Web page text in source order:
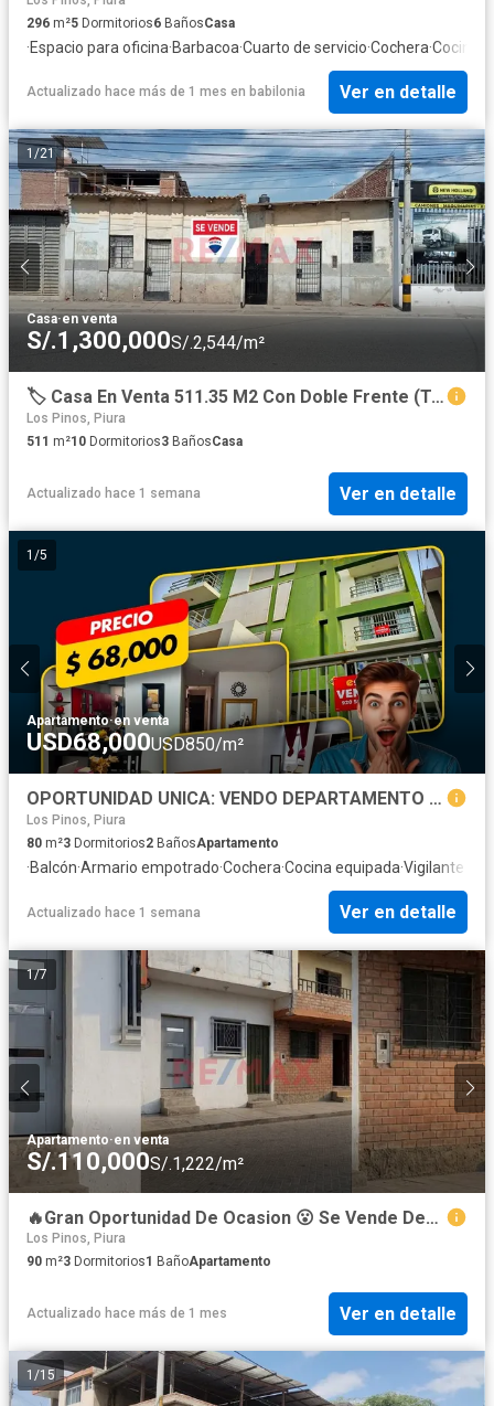
296 m²5 Dormitorios6 BañosCasa
·Espacio para oficina·Barbacoa·Cuarto de servicio·Cochera·Cocina
Actualizado hace más de 1 mes en babilonia Ver en detalle
1 /21
Casa·en venta
S/.1,300,000S/.2,544/m²
🏷️ Casa En Venta 511.35 M2 Con Doble Frente (Terreno De Calle A Calle) Y Gran Potencial De Transformación
Los Pinos, Piura
511 m²10 Dormitorios3 BañosCasa
Actualizado hace 1 semana Ver en detalle
1 /5
Apartamento·en venta
USD68,000USD850/m²
OPORTUNIDAD UNICA: VENDO DEPARTAMENTO CERCA AL PARQUE QUIÑONES, CASTILLA
Los Pinos, Piura
80 m²3 Dormitorios2 BañosApartamento
·Balcón·Armario empotrado·Cochera·Cocina equipada·Vigilante
Actualizado hace 1 semana Ver en detalle
1/7
Apartamento·en venta
S/.110,000S/.1,222/m²
🔥Gran Oportunidad De Ocasion 😮 Se Vende Departamento 1 Piso 📮 Calle Libertad 521 Castilla 📐 90 M2
Los Pinos, Piura
90 m²3 Dormitorios1 BañoApartamento
Actualizado hace más de 1 mes Ver en detalle
1 /15